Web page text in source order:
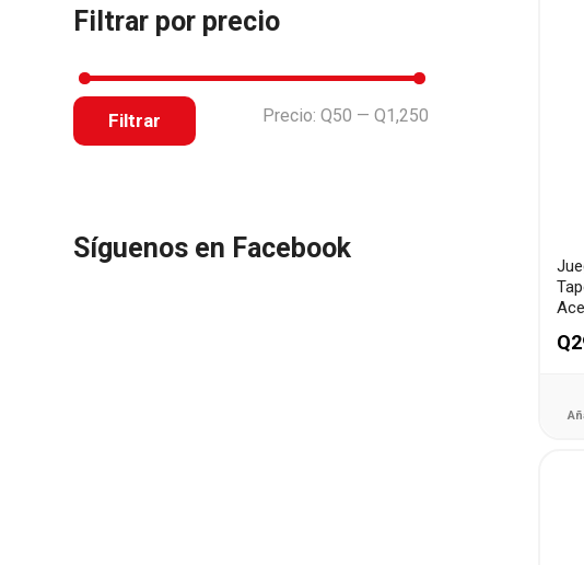
Q
Filtrar por precio
Filtrar Precio:Q50 —Q1,250
Síguenos en Facebook